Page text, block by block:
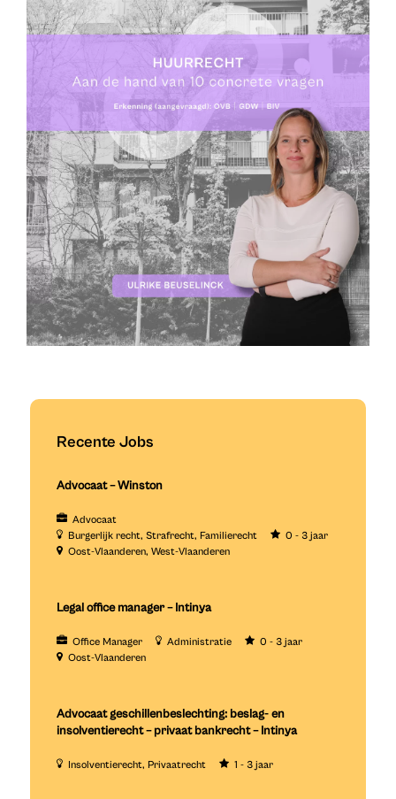
Recente Jobs
Advocaat – Winston
Advocaat
Burgerlijk recht Strafrecht Familierecht
0 - 3 jaar
Oost-Vlaanderen West-Vlaanderen
Legal office manager – Intinya
Office Manager Administratie
0 - 3 jaar
Oost-Vlaanderen
Advocaat geschillenbeslechting: beslag- en
insolventierecht – privaat bankrecht – Intinya
Insolventierecht Privaatrecht 1 - 3 jaar